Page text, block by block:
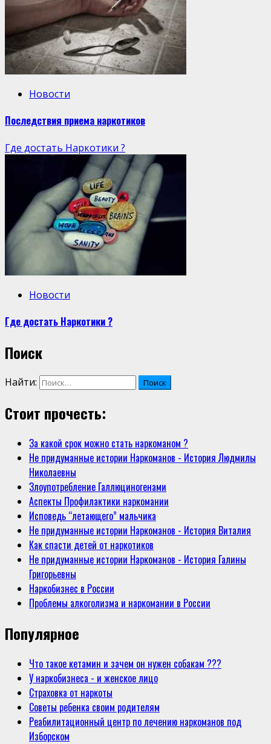
Новости
Последствия приема наркотиков
Где достать Наркотики ?
Новости
Где достать Наркотики ?
Поиск
Найти:
Стоит прочесть:
За какой срок можно стать наркоманом ?
Не придуманные истории Наркоманов - История Людмилы
Николаевны
Злоупотребление Галлюциногенами
Аспекты Профилактики наркомании
Исповедь “летающего” мальчика
Не придуманные истории Наркоманов - История Виталия
Как спасти детей от наркотиков
Не придуманные истории Наркоманов - История Галины
Григорьевны
Наркобизнес в России
Проблемы алкоголизма и наркомании в России
Популярное
Что такое кетамин и зачем он нужен собакам ???
У наркобизнеса - и женское лицо
Страховка от наркоты
Советы ребенка своим родителям
Реабилитационный центр по лечению наркоманов под
Изборском